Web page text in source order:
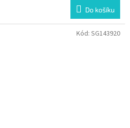
Do košíku
Kód: SG143920